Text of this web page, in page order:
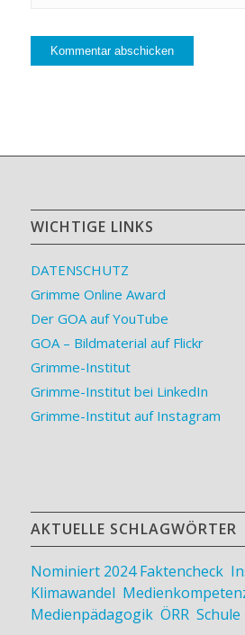
WICHTIGE LINKS
DATENSCHUTZ
Grimme Online Award
Der GOA auf YouTube
GOA – Bildmaterial auf Flickr
Grimme-Institut
Grimme-Institut bei LinkedIn
Grimme-Institut auf Instagram
AKTUELLE SCHLAGWÖRTER
Nominiert 2024 Faktencheck,
Klimawandel
Medienpädagogik, ÖRR, Schule